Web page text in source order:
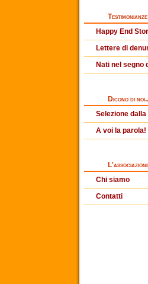
Testimonianze
Happy End
Lettere di
Nati nel segno
Dicono di
Selezione
A voi la parola!
Chi siamo
Contatti